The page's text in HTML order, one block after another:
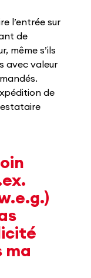
l’entrée sur
de
même s’ils
avec valeur
de
ma